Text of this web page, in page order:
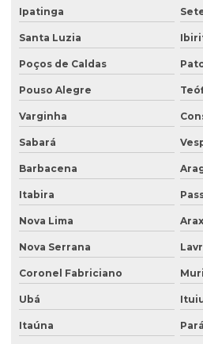
Empresa de análise granulométrica
Empresa de análise de solo
Empresa de análise de solo e
Empresa coleta de efluentes
Empresa de ensaio percolação do solo
Empresa de ensaio de permeabilidade
Empresa de ensaios de solos
Empresa especialista em sondagens
Empresa especializada em
Empresa que faz análise de água
Empresa que faz análise de solo
Ipatinga
Santa Luzia
Poços de Caldas
Pouso Alegre
Varginha
Sabará
Barbacena
Itabira
Nova Lima
Nova Serrana
Coronel Fabriciano
Ubá
Itaúna